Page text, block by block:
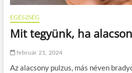
l
e
l
k
o
a
EGÉSZSÉG
Mit tegyünk, ha
február 21, 2024
Az alacsony pulzus, más néven